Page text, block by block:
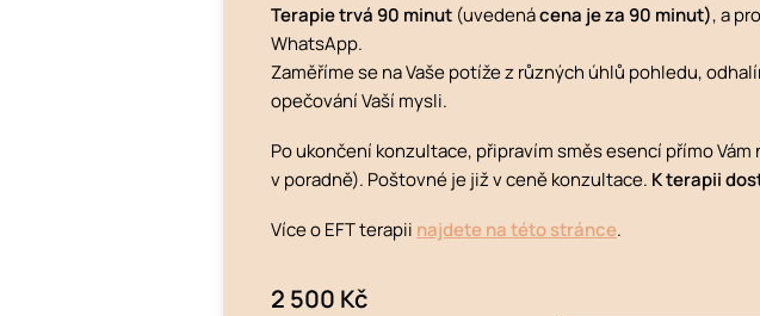
Terapie trvá 90 minut (uvedenácena je za 90 minut), a
WhatsApp.
Zaměříme se na Vaše potíže z různých úhlů pohledu,
opečování Vaší mysli.
Po ukončení konzultace, připravím směs esencí přímo
v poradně). Poštovné je již v ceně konzultace. K terapii
Více o EFT terapii najdete na této stránce.
2 500 Kč